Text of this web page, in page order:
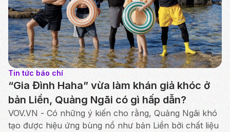
Tin tức báo chí
“Gia Đình Haha” vừa làm khán giả khóc ở
bản Liền, Quảng Ngãi có gì hấp dẫn?
VOV.VN - Có những ý kiến cho rằng, Quảng Ngãi khó
tạo được hiệu ứng bùng nổ như bản Liền bởi chất liệu